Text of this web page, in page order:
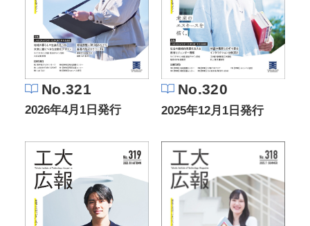
No.321
2026年4月1日発行
No.320
2025年12月1日発行